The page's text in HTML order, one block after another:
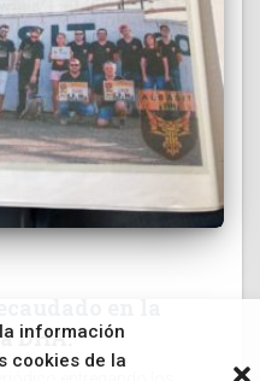
información
cookies de la
DHA.